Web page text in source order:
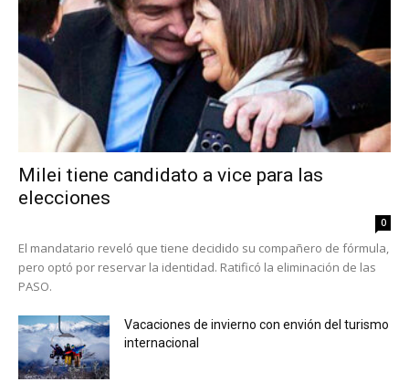
Milei tiene candidato a vice para las
elecciones
0
El mandatario reveló que tiene decidido su compañero de fórmula,
pero optó por reservar la identidad. Ratificó la eliminación de las
PASO.
Vacaciones de invierno con envión del turismo
internacional